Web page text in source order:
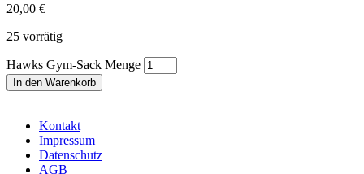
20,00 €
25 vorrätig
Hawks Gym-Sack Menge
In den Warenkorb
Kontakt
Impressum
Datenschutz
AGB